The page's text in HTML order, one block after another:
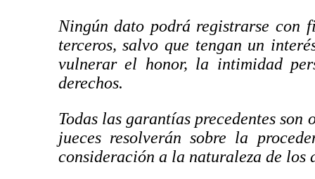
Ningún dato podrá registrarse con
terceros, salvo que tengan un
vulnerar el honor, la intimidad
derechos.
Todas las garantías precedentes
jueces resolverán sobre la
consideración a la naturaleza de los